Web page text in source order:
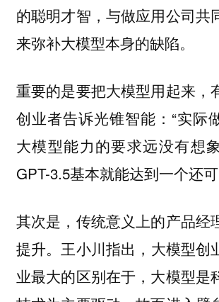
的聪明才智，与做应用公司共
来弥补大模型本身的缺陷。
重要的是要把大模型用起来，
创业者告诉光锥智能：“实际
大模型能力的要求远没有想
GPT-3.5基本就能达到一个还
其次是，传统意义上的产品经
提升。 王小川指出，大模型创
业最大的区别在于，大模型是